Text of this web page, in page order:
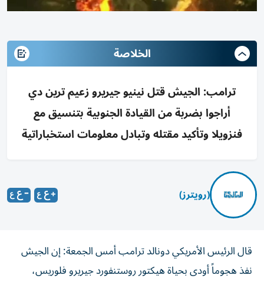
الخلاصة
ترامب: الجيش قتل نينيو جيريرو زعيم ترين دي
أراجوا بضربة من القيادة الجنوبية بتنسيق مع
فنزويلا وتأكيد مقتله وتبادل معلومات استخباراتية
(رويترز)
قال الرئيس الأمريكي دونالد ترامب أمس الجمعة: إن الجيش
‌نفذ هجوماً أودى بحياة هيكتور روستنفورد جيريرو فلوريس،